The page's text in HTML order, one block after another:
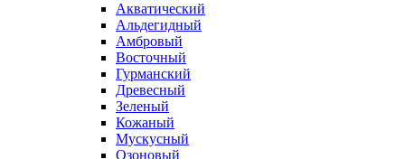
Акватический
Альдегидный
Амбровый
Восточный
Гурманский
Древесный
Зеленый
Кожаный
Мускусный
Озоновый